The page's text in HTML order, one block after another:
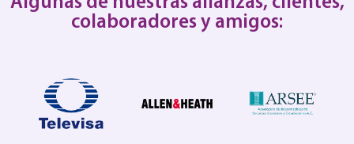
colaboradores y amigos: